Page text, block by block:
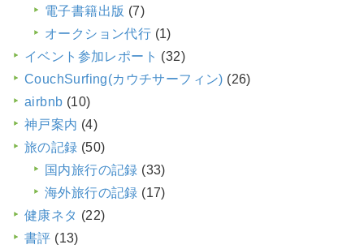
電子書籍出版 (7)
オークション代行 (1)
イベント参加レポート (32)
CouchSurfing(カウチサーフィン) (26)
airbnb (10)
神戸案内 (4)
旅の記録 (50)
国内旅行の記録 (33)
海外旅行の記録 (17)
健康ネタ (22)
書評 (13)